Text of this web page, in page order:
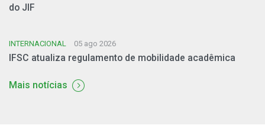
do JIF
INTERNACIONAL 05 ago 2026
IFSC atualiza regulamento de mobilidade acadêmica
Mais notícias